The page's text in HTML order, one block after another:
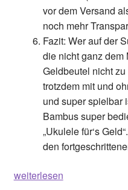
vor dem Versand
noch mehr
Fazit: Wer auf der
die nicht ganz dem
Geldbeutel nicht
trotzdem mit und
und super spielbar
Bambus super
„Ukulele für‘s
den
Bambus,
weiterlesen